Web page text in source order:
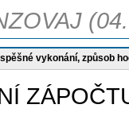
vykonání, způsob